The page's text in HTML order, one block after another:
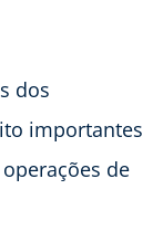
dos
importantes
de